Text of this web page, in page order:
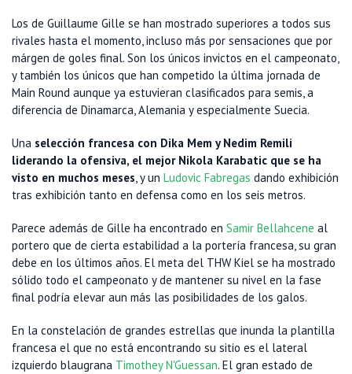
Los de Guillaume Gille se han mostrado superiores a todos sus
rivales hasta el momento, incluso más por sensaciones que por
márgen de goles final. Son los únicos invictos en el campeonato,
y también los únicos que han competido la última jornada de
Main Round aunque ya estuvieran clasificados para semis, a
diferencia de Dinamarca, Alemania y especialmente Suecia.
Una selección francesa con Dika Mem y Nedim Remili
liderando la ofensiva, el mejor Nikola Karabatic que se ha
visto en muchos meses, y un Ludovic Fabregas dando exhibición
tras exhibición tanto en defensa como en los seis metros.
Parece además de Gille ha encontrado en Samir Bellahcene al
portero que de cierta estabilidad a la portería francesa, su gran
debe en los últimos años. El meta del THW Kiel se ha mostrado
sólido todo el campeonato y de mantener su nivel en la fase
final podría elevar aun más las posibilidades de los galos.
En la constelación de grandes estrellas que inunda la plantilla
francesa el que no está encontrando su sitio es el lateral
izquierdo blaugrana Timothey N'Guessan. El gran estado de